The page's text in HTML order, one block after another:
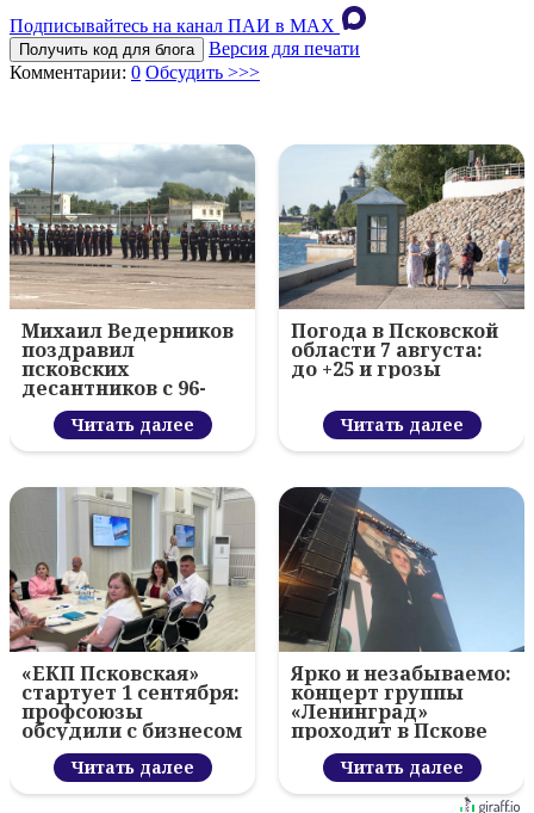
Подписывайтесь на канал ПАИ в MAХ
Получить код для блога
Версия для печати
Комментарии: 0 Обсудить >>>
Михаил Ведерников
поздравил
псковских
десантников с 96-
летием ВДВ и
вручил награды
Читать далее
Погода в Псковской
области 7 августа:
до +25 и грозы
Читать далее
«ЕКП Псковская»
стартует 1 сентября:
профсоюзы
обсудили с бизнесом
новый цифровой
проектЧитать далее
Ярко и незабываемо:
концерт группы
«Ленинград»
проходит в Пскове
Читать далее